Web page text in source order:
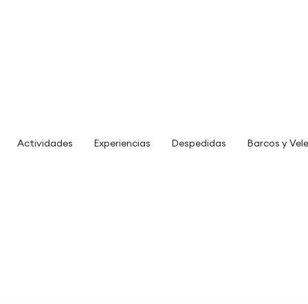
Actividades Experiencias Despedidas Barcos y